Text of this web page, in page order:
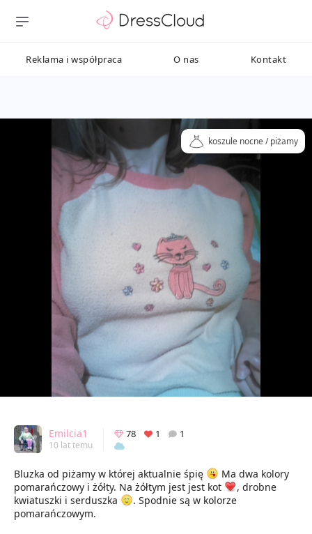
Reklama i współpraca O nas Kontakt
koszule nocne / piżamy
Emilcia1
10 lat temu
78 1 1
Bluzka od piżamy w której aktualnie śpię
Ma dwa kolory
pomarańczowy i żółty. Na żółtym jest jest kot
, drobne
kwiatuszki i serduszka
. Spodnie są w kolorze
pomarańczowym.